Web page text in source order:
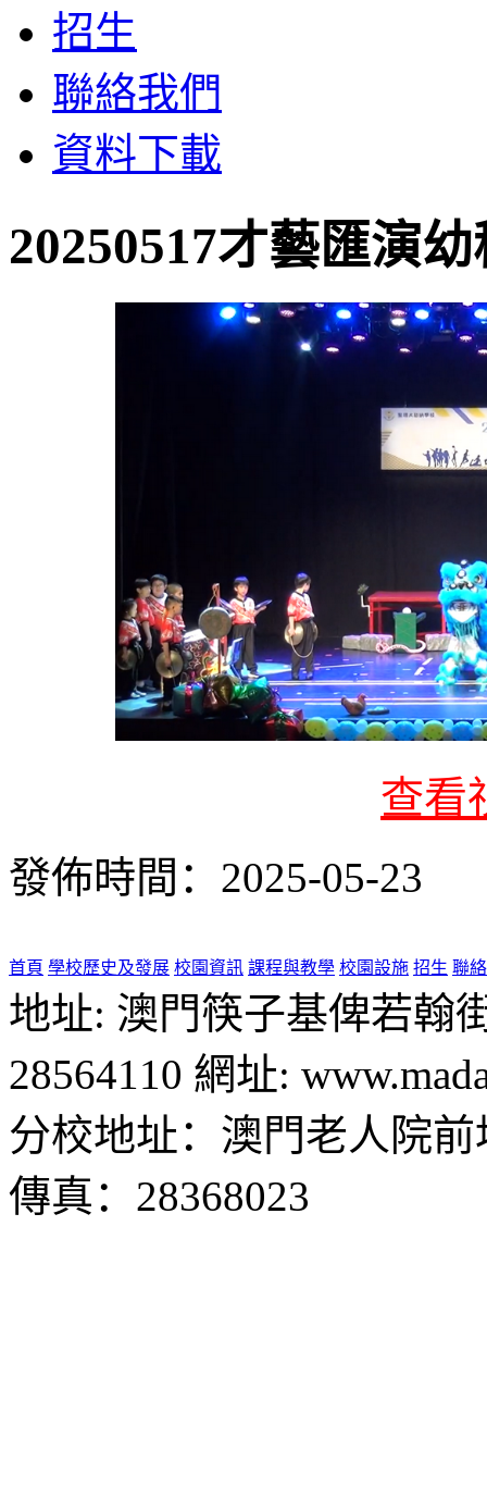
招生
聯絡我們
資料下載
20250517才藝匯演
查看
發佈時間：2025-05-23
首頁 學校歷史及發展 校園資訊 課程與教學 校園設施 招生 聯
地址: 澳門筷子基俾若翰
28564110 網址:
分校地址：澳門老人院
傳真：28368023